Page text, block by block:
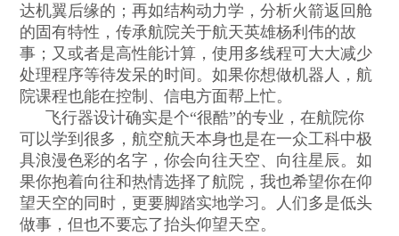
达机翼后缘的；再如结构动力学，分析火箭返回舱
的固有特性，传承航院关于航天英雄杨利伟的故
事；又或者是高性能计算，使用多线程可大大减少
处理程序等待发呆的时间。如果你想做机器人，航
院课程也能在控制、信电方面帮上忙。
飞行器设计确实是个“很酷”的专业，在航院你
可以学到很多，航空航天本身也是在一众工科中极
具浪漫色彩的名字，你会向往天空、向往星辰。如
果你抱着向往和热情选择了航院，我也希望你在仰
望天空的同时，更要脚踏实地学习。人们多是低头
做事，但也不要忘了抬头仰望天空。